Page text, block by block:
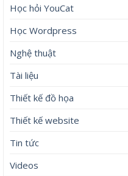
Học hỏi YouCat
Học Wordpress
Nghệ thuật
Tài liệu
Thiết kế đồ họa
Thiết kế website
Tin tức
Videos